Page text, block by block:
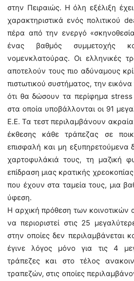
στην Πειραιώς. Η όλη εξέλιξη
χαρακτηριστικά ενός πολιτικού
πέρα από την ενεργό
ένας βαθμός συμμετοχής
νομενκλατούρας. Οι ελληνικές
αποτελούν τους πιο αδύναμους
πιστωτικού συστήματος, την εικόνα
ότι θα δώσουν τα περίφημα
στα οποία υποβάλλονται οι 91
Ε.Ε. Τα τεστ περιλαμβάνουν
έκθεσης κάθε τράπεζας σε
επισφαλή και μη εξυπηρετούμενα
χαρτοφυλάκιά τους, τη μαζική
επίδραση μιας κρατικής
που έχουν στα ταμεία τους, μια
ύφεση.
Η αρχική πρόθεση των κοινοτικών
να περιοριστεί στις 25
στην οποίες δεν περιλαμβάνεται
έγινε λόγος μόνο για τις 4
τράπεζες και στο τέλος
τραπεζών, στις οποίες